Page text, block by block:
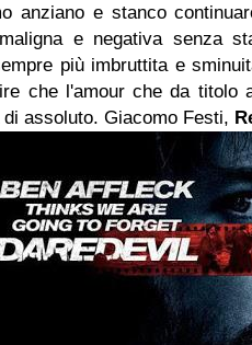
anziano e stanco
e negativa senza
più imbruttita e
che l'amour che da titolo
assoluto. Giacomo Festi,